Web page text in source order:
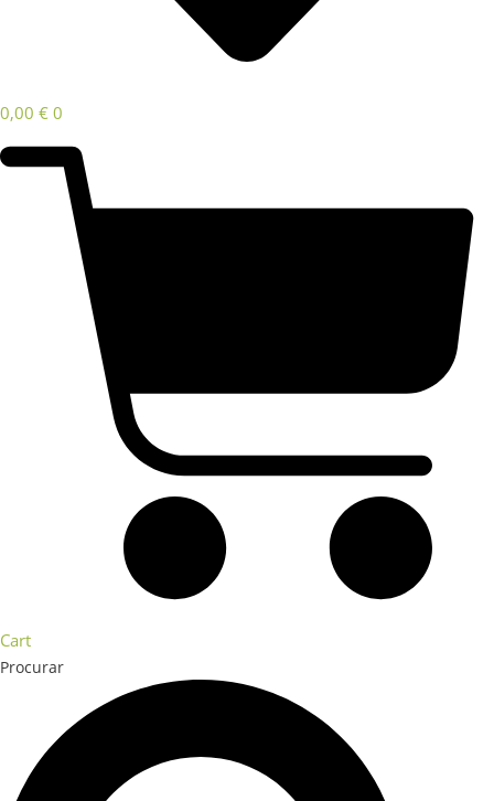
0,00 € 0
Cart
Procurar